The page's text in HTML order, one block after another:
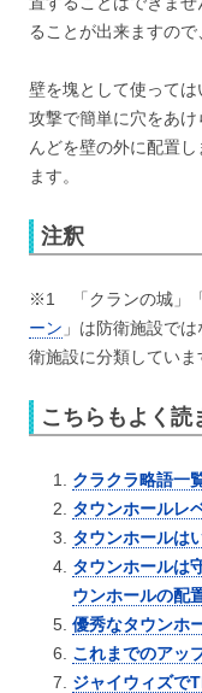
ることが出来ますので
壁を塊として使っては
攻撃で簡単に穴をあ
んどを壁の外に配置
ます。
注釈
※1 「クランの城」
ーン 」は防衛施設で
衛施設に分類していま
こちらもよく読
クラクラ略語一
タウンホールレ
タウンホールは
タウンホールは
ウンホールの配
優秀なタウンホ
これまでのアッ
ジャイウィズで